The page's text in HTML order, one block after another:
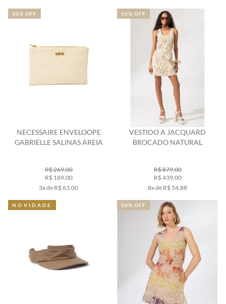
NECESSAIRE ENVELOOPE
GABRIELLE SALINAS AREIA
R$ 269,00
R$ 189,00
3x de R$ 63,00
30% OFF
VESTIDO A JACQUARD
BROCADO NATURAL
R$ 879,00
R$ 439,00
8x de R$ 54,88
50% OFF
NOVIDADE 50% OFF